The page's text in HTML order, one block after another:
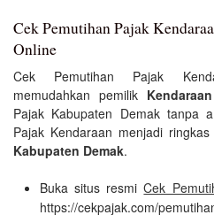
Cek Pemutihan Pajak
Online
Cek Pemutihan Pajak
memudahkan pemilik Kendaraan
Pajak Kabupaten Demak tanpa
Pajak Kendaraan menjadi
Kabupaten Demak.
Buka situs resmiCek
https://cekpajak.com/